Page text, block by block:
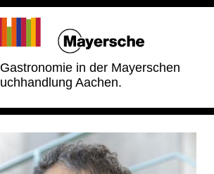
in der Mayerschen
Aachen.